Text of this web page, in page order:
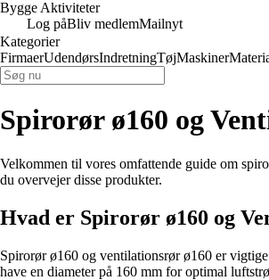
Bygge Aktiviteter
Log påBliv medlemMailnyt
Kategorier
FirmaerUdendørsIndretningTøjMaskiner
Spirorør ø160 og
Velkommen til vores omfattende guide om
du overvejer disse produkter.
Hvad er Spirorør ø160 og
Spirorør ø160 og ventilationsrør ø160 er
have en diameter på 160 mm for optimal